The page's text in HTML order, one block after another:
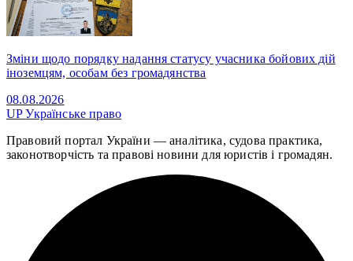
Зміни щодо порядку надання статусу учасника бойових дій
іноземцям, особам без громадянства
08.08.2026
UPУкраїнське право
Правовий портал України — аналітика, судова практика,
законотворчість та правові новини для юристів і громадян.